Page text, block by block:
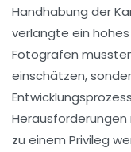
Handhabung der
verlangte ein
Fotografen
einschätzen,
zu einem Privileg